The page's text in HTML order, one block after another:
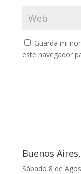
Guarda mi
este navegador
Buenos
Sábado 8 de